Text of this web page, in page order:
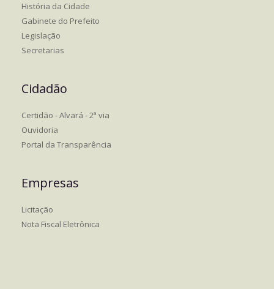
História da Cidade
Gabinete do Prefeito
Legislação
Secretarias
Cidadão
Certidão - Alvará - 2ª via
Ouvidoria
Portal da Transparência
Empresas
Licitação
Nota Fiscal Eletrônica